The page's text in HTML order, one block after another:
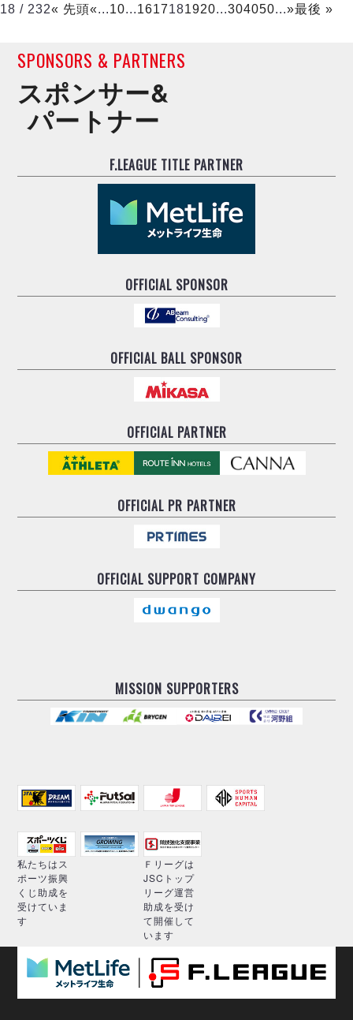
18 / 232« 先頭«...10...1617181920...304050...»最後 »
SPONSORS & PARTNERS
スポンサー&
パートナー
F.LEAGUE TITLE PARTNER
OFFICIAL SPONSOR
OFFICIAL BALL SPONSOR
OFFICIAL PARTNER
OFFICIALPR PARTNER
OFFICIAL SUPPORT COMPANY
MISSION SUPPORTERS
私たちはス
ポーツ振興
くじ助成を
受けていま
す
Ｆリーグは
JSCトップ
リーグ運営
助成を受け
て開催して
います